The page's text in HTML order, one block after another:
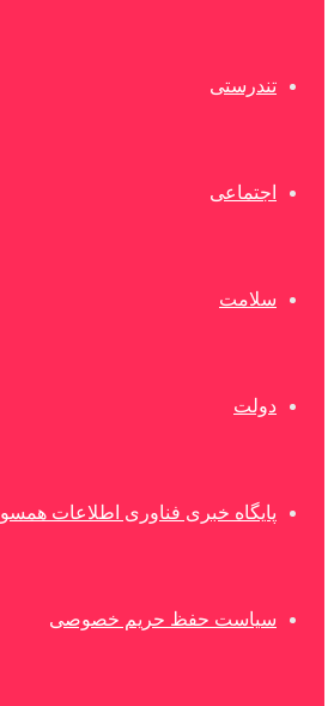
تندرستی
اجتماعی
سلامت
دولت
پایگاه خبری فناوری اطلاعات همسو
سیاست حفظ حریم خصوصی